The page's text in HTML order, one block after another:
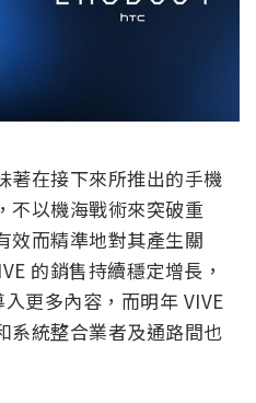
著在接下來所推出的手機
不以機海戰術來突破重
效而精準地對其產生關
的銷售持續穩定增長，
更多內容，而明年 VIVE
系統整合業者及通路間也